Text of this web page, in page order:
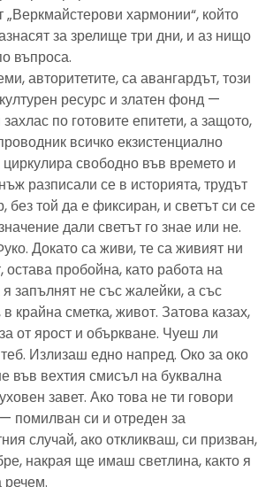
хармонии“, който
за зрелище три дни, и аз нищо
въпроса.
авторитетите, са авангардът, този
ресурс и златен фонд —
по готовите епитети, а защото,
всичко екзистенциално
свободно във времето и
разписали се в историята, трудът
без той да е фиксиран, и светът си се
дали светът го знае или не.
Докато са живи, те са живият ни
остава пробойна, като работа на
запълнят не със жалейки, а със
крайна сметка, живот. Затова казах,
от ярост и объркване. Чуеш ли
Излизаш едно напред. Око за око
във вехтия смисъл на буквална
завет. Ако това не ти говори
помилван си и отреден за
случай, ако откликваш, си призван,
накрая ще имаш светлина, както я
речем.